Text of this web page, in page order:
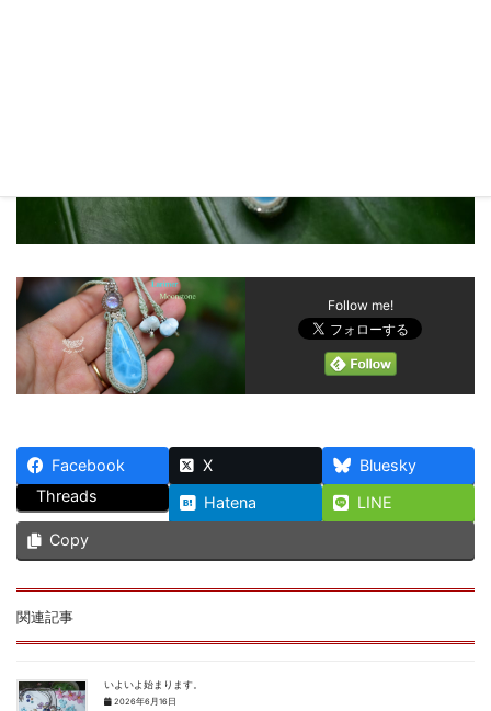
Follow me!
Facebook X
Bluesky
Threads
Hatena
LINE
Copy
関連記事
いよいよ始まります。
2026年6月16日